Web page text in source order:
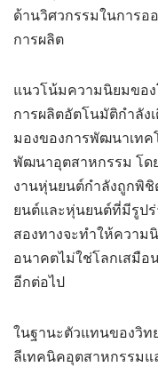
ด้านวิศวกรรมในการอ
การผลิต
แนวโน้มความนิยมของ
การผลิตอัตโนมัติกำลัง
มองของการพัฒนาเทค
พัฒนาอุตสาหกรรม โด
งานหุ่นยนต์กำลังถูกพิ
ยนต์และหุ่นยนต์ที่มีรูป
สองทางจะทำให้ความ
อนาคตไม่ใช่โลกเสมือ
อีกต่อไป
ในฐานะตัวแทนของวิท
ลีเทคนิคอุตสาหกรรม